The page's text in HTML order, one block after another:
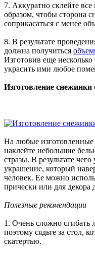
7. Аккуратно склейте
образом, чтобы сторона
соприкасаться с менее
8. В результате
должна получиться
Изготовив еще
украсить ими любое
Изготовление снежинки
На любые изготовленные
наклейте небольшие
стразы. В результате
украшение, который
человек. Ее можно
прически или для декора
Полезные рекомендации
1. Очень сложно сгибать
поэтому сядьте за стол,
скатертью.